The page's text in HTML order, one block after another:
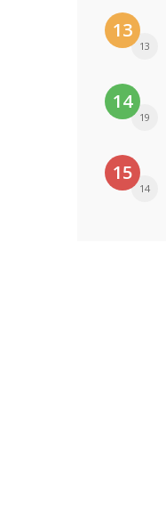
13
13
14
19
15
14